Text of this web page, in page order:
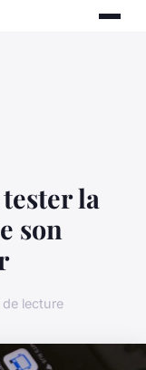
la
son
lecture